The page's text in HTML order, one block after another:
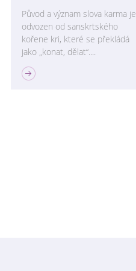
Původ a význam slova karma je
odvozen od sanskrtského
kořene kri, které se překládá
jako „konat, dělat“....